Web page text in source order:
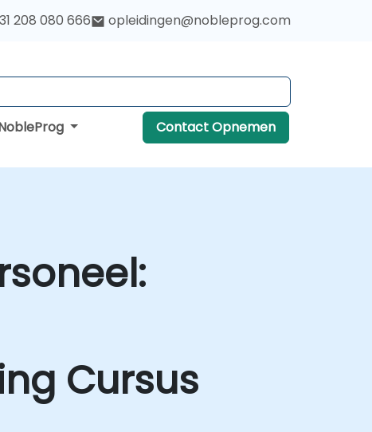
208 080 666 opleidingen@nobleprog.com
Contact Opnemen
Cursus